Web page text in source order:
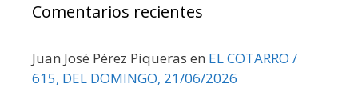
Comentarios recientes
Juan José Pérez Piqueras en EL COTARRO /
615, DEL DOMINGO, 21/06/2026